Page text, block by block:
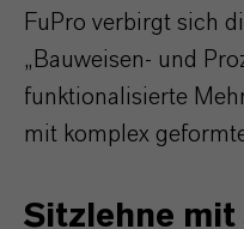
FuPro verbirgt sich
„Bauweisen- und
funktionalisierte
mit komplex
Sitzlehne